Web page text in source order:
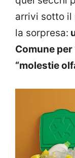
arrivi sotto il
la sorpresa:
Comune
“molestie